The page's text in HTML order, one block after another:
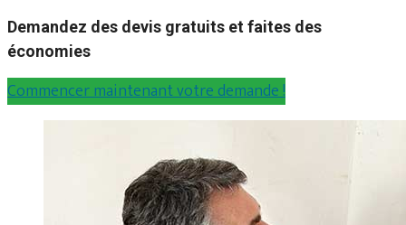
Demandez des devis gratuits et faites des
économies
Commencer maintenant votre demande !